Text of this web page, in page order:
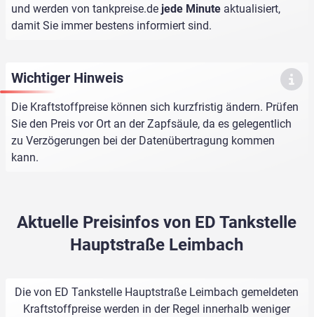
und werden von tankpreise.de jede Minute aktualisiert,
damit Sie immer bestens informiert sind.
Wichtiger Hinweis
Die Kraftstoffpreise können sich kurzfristig ändern. Prüfen
Sie den Preis vor Ort an der Zapfsäule, da es gelegentlich
zu Verzögerungen bei der Datenübertragung kommen
kann.
Aktuelle Preisinfos von ED Tankstelle
Hauptstraße Leimbach
Die von ED Tankstelle Hauptstraße Leimbach gemeldeten
Kraftstoffpreise werden in der Regel innerhalb weniger